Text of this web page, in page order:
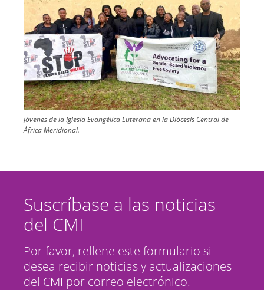
Jóvenes de la Iglesia Evangélica Luterana en la Diócesis Central de
África Meridional.
Suscríbase a las noticias
del CMI
Por favor, rellene este formulario si
desea recibir noticias y actualizaciones
del CMI por correo electrónico.